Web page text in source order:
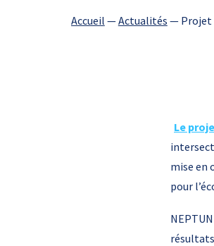
Accueil —Actualités — Projet
Le
mise en
pour